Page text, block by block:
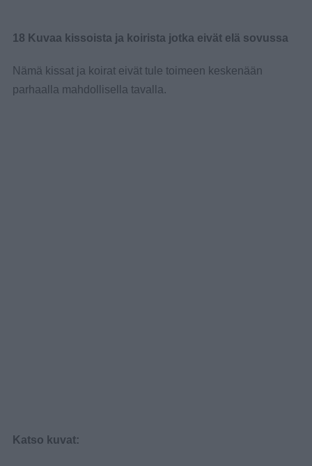
18 Kuvaa kissoista ja koirista jotka eivät elä sovussa
Nämä kissat ja koirat eivät tule toimeen keskenään
parhaalla mahdollisella tavalla.
Katso kuvat: